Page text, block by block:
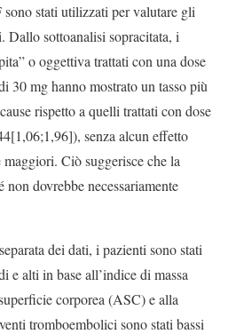
stati utilizzati per valutare gli
Dallo sottoanalisi sopracitata, i
o oggettiva trattati con una dose
30 mg hanno mostrato un tasso più
rispetto a quelli trattati con dose
senza alcun effetto
Ciò suggerisce che la
dovrebbe necessariamente
dei dati, i pazienti sono stati
e alti in base all’indice di massa
corporea (ASC) e alla
tromboembolici sono stati bassi